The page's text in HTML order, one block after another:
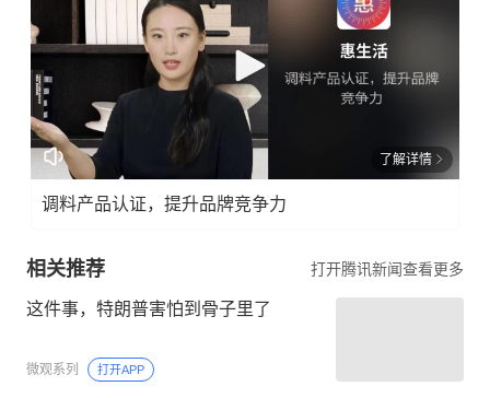
了解详情
调料产品认证，提升品牌竞争力
相关推荐 打开腾讯新闻查看更多
这件事，特朗普害怕到骨子里了
微观系列 打开APP